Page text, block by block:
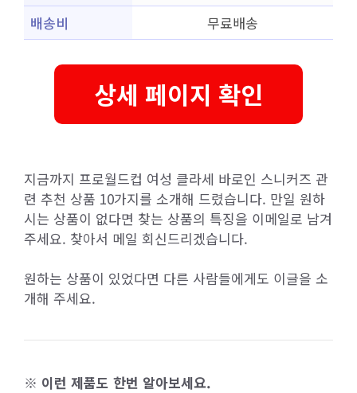
배송비
무료배송
상세 페이지 확인
지금까지 프로월드컵 여성 클라세 바로인 스니커즈 관
련 추천 상품 10가지를 소개해 드렸습니다. 만일 원하
시는 상품이 없다면 찾는 상품의 특징을 이메일로 남겨
주세요. 찾아서 메일 회신드리겠습니다.
원하는 상품이 있었다면 다른 사람들에게도 이글을 소
개해 주세요.
※ 이런 제품도 한번 알아보세요.